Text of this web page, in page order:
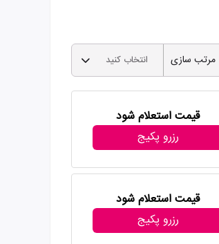
مرتب سازی انتخاب کنید
قیمت استعلام شود
رزرو پکیج
قیمت استعلام شود
رزرو پکیج